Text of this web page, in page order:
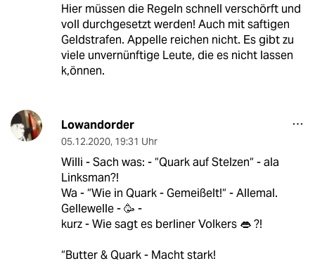
Hier müssen die Regeln schnell verschörft und
voll durchgesetzt werden! Auch mit saftigen
Geldstrafen. Appelle reichen nicht. Es gibt zu
viele unvernünftige Leute, die es nicht lassen
k,önnen.
Lowandorder
05.12.2020, 19:31 Uhr
Willi - Sach was: - “Quark auf Stelzen“ - ala
Linksman?!
Wa - “Wie in Quark - Gemeißelt!“ - Allemal.
Gellewelle - 🥳 -
kurz - Wie sagt es berliner Volkers 👄 ?!
“Butter & Quark - Macht stark!